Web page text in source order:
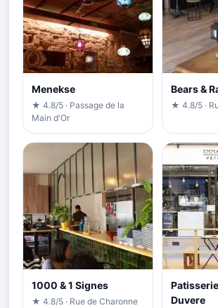
Menekse
★ 4.8/5 · Passage de la
Main d'Or
Bears &
★ 4.8/5 ·
1000 & 1 Signes
★ 4.8/5 · Rue de Charonne
Duvere